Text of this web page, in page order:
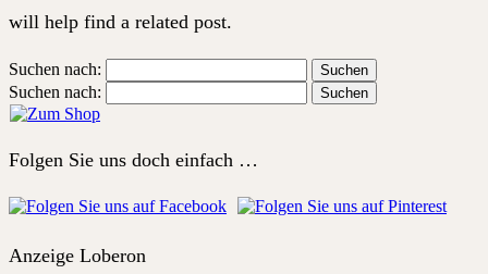
will help find a related post.
Suchen nach:
Suchen nach:
Folgen Sie uns doch einfach …
Anzeige Loberon